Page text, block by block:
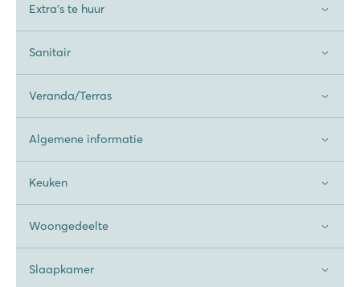
Extra's te huur
Sanitair
Veranda/Terras
Algemene informatie
Keuken
Woongedeelte
Slaapkamer